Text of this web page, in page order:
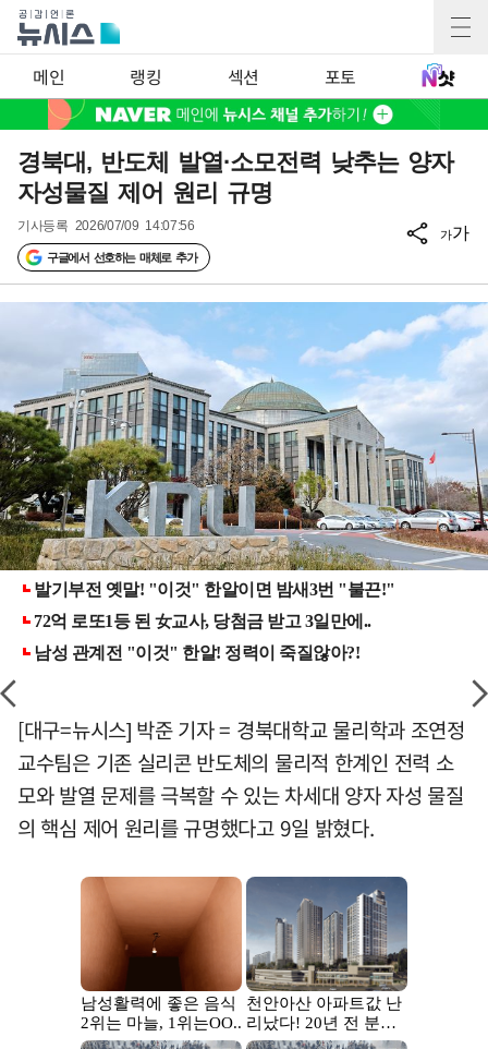
메인 랭킹 섹션 포토
경북대, 반도체 발열·소모전력 낮추는 양자
자성물질 제어 원리 규명
기사등록 2026/07/09 14:07:56
구글에서 선호하는 매체로 추가
가가
[대구=뉴시스] 박준 기자 = 경북대학교 물리학과 조연정
교수팀은 기존 실리콘 반도체의 물리적 한계인 전력 소
모와 발열 문제를 극복할 수 있는 차세대 양자 자성 물질
의 핵심 제어 원리를 규명했다고 9일 밝혔다.